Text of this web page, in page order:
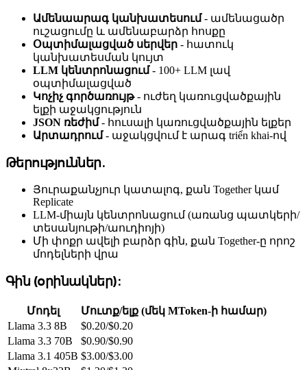
Ամենաարագ կանխատեսում- ամենացածր
ուշացումը և ամենաբարձր հոսքը
Օպտիմալացված սերվեր - հատուկ
կանխատեսման կույտ
LLM կենտրոնացում- 100+ LLM լավ
օպտիմալացված
Կոչիչ գործառույթ- ուժեղ կառուցվածքային
ելքի աջակցություն
JSON ռեժիմ- հուսալի կառուցվածքային ելքեր
Արտադրում- աջակցվում է արագ triển khai-ով
Թերություններ.
Յուրաքանչյուր կատալոգ, քան Together կամ
Replicate
LLM-միայն կենտրոնացում (առանց պատկերի/
տեսանյութի/աուդիոյի)
Մի փոքր ավելի բարձր գին, քան Together-ը որոշ
մոդելների վրա
Գին (օրինակներ):
Մոդել
Մուտք/ելք (մեկ MToken-ի համար)
Llama 3.3 8B
$0.20/$0.20
Llama 3.3 70B
$0.90/$0.90
Llama 3.1 405B $3.00/$3.00